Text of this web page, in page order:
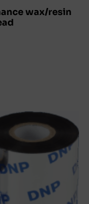
wax/resin